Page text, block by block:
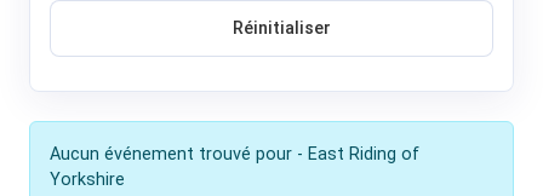
Réinitialiser
Aucun événement trouvé pour - East Riding of
Yorkshire